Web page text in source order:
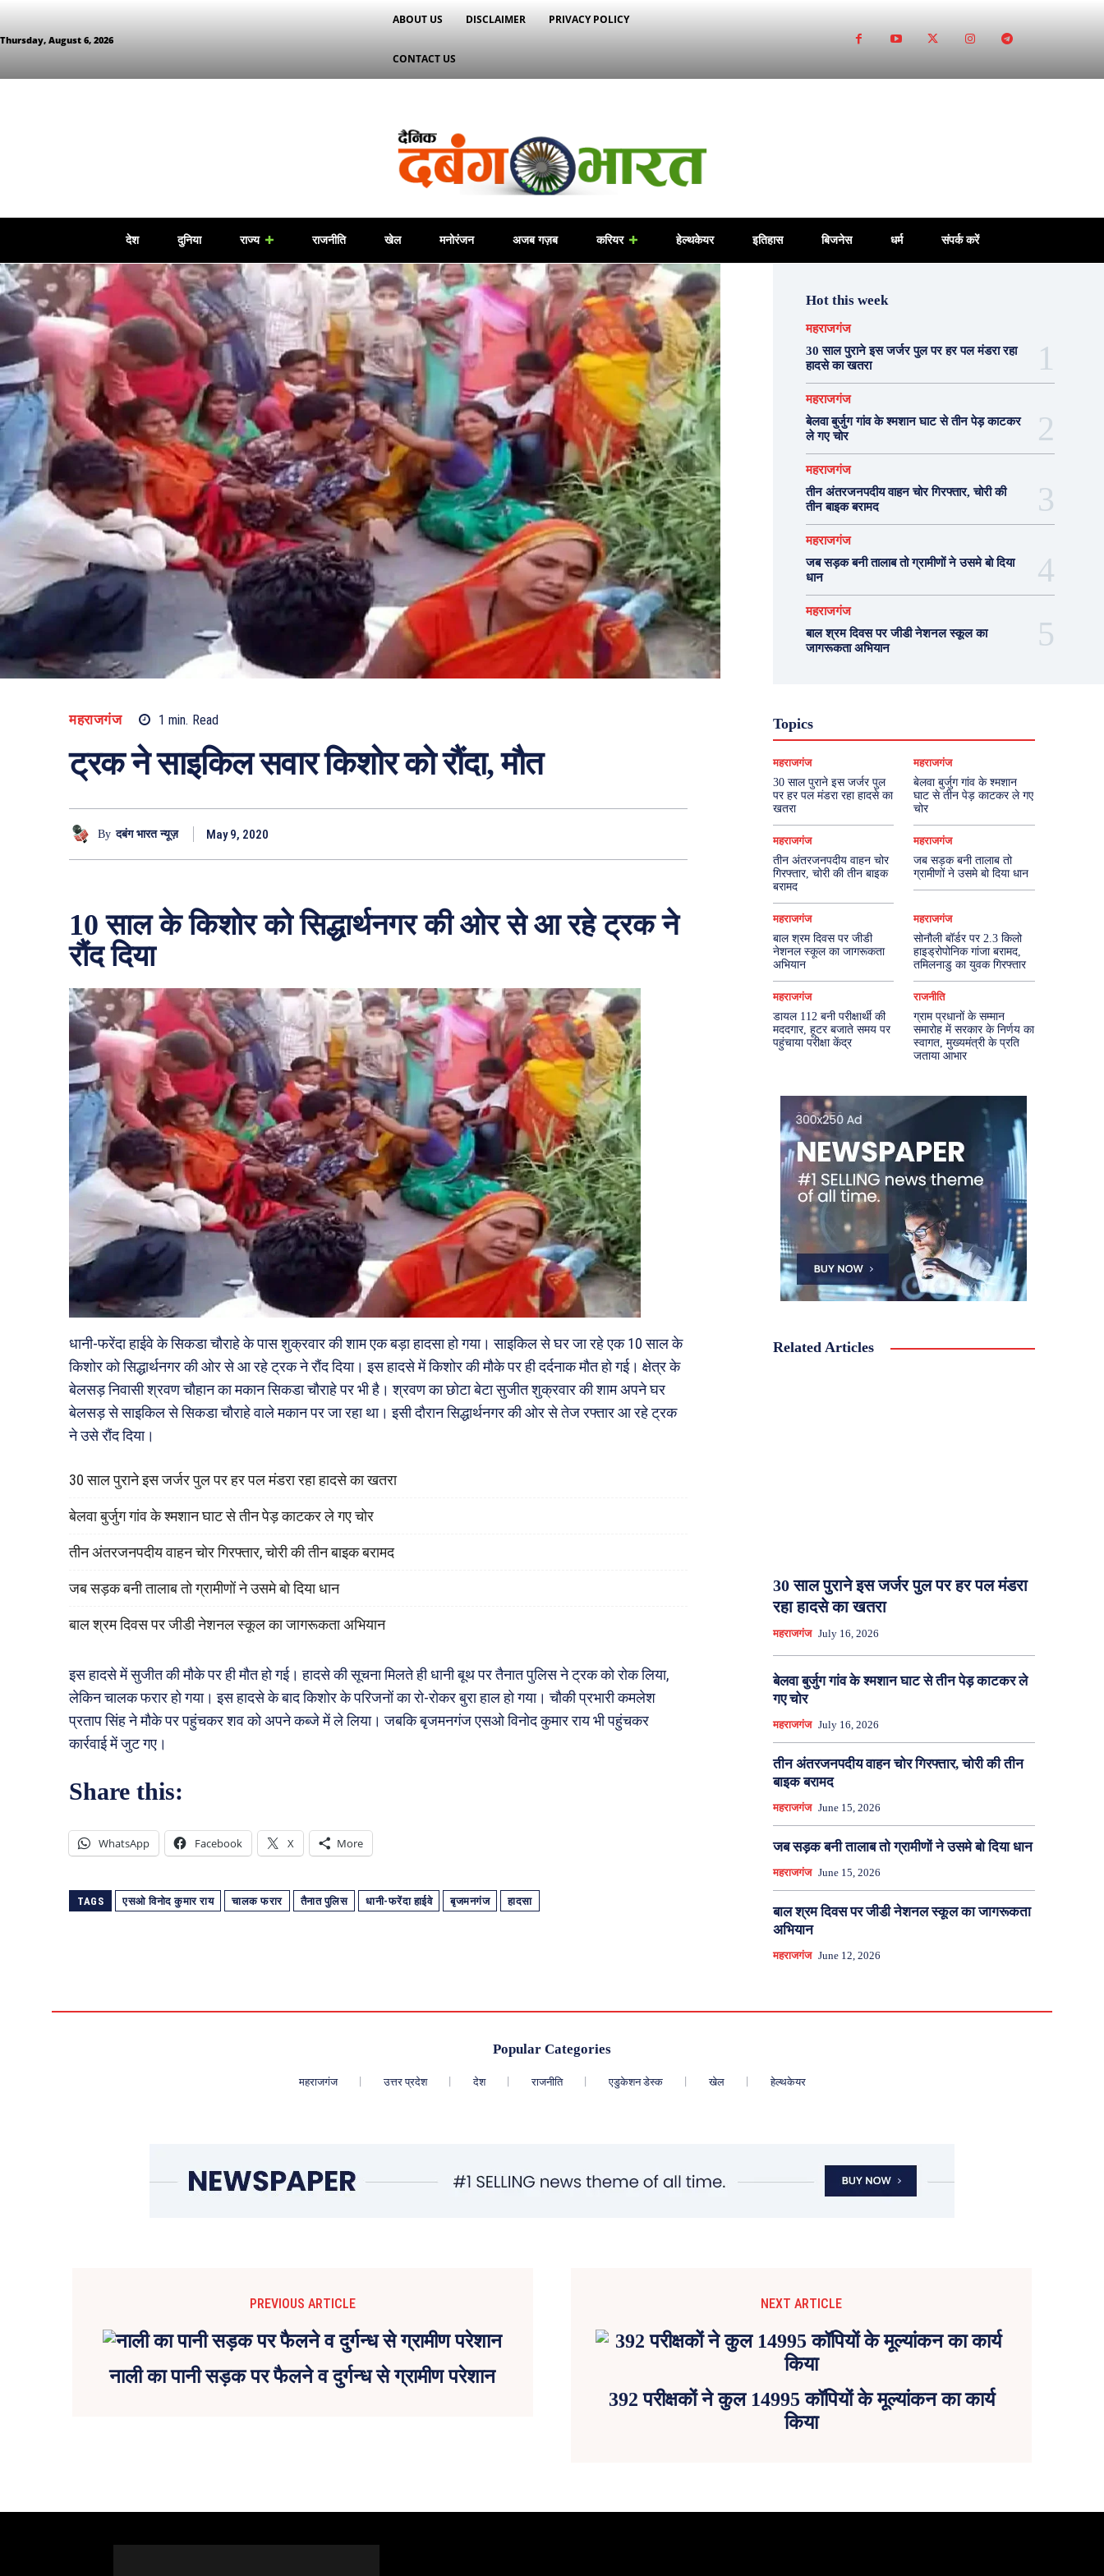
Thursday, August 6, 2026
ABOUT US DISCLAIMER PRIVACY POLICY
CONTACT US
देश दुनिया राज्य राजनीति खेल मनोरंजन अजब गज़ब करियर हेल्थकेयर इतिहास बिजनेस धर्म संपर्क करें
महराजगंज 1 min. Read
ट्रक ने साइकिल सवार किशोर को रौंदा, मौत
By दबंग भारत न्यूज़ May 9, 2020
10 साल के किशोर को सिद्धार्थनगर की ओर से आ रहे ट्रक ने
रौंद दिया
धानी-फरेंदा हाईवे के सिकडा चौराहे के पास शुक्रवार की शाम एक बड़ा हादसा हो गया। साइकिल से घर जा रहे एक 10 साल के
किशोर को सिद्धार्थनगर की ओर से आ रहे ट्रक ने रौंद दिया। इस हादसे में किशोर की मौके पर ही दर्दनाक मौत हो गई। क्षेत्र के
बेलसड़ निवासी श्रवण चौहान का मकान सिकडा चौराहे पर भी है। श्रवण का छोटा बेटा सुजीत शुक्रवार की शाम अपने घर
बेलसड़ से साइकिल से सिकडा चौराहे वाले मकान पर जा रहा था। इसी दौरान सिद्धार्थनगर की ओर से तेज रफ्तार आ रहे ट्रक
ने उसे रौंद दिया।
30 साल पुराने इस जर्जर पुल पर हर पल मंडरा रहा हादसे का खतरा
बेलवा बुर्जुग गांव के श्मशान घाट से तीन पेड़ काटकर ले गए चोर
तीन अंतरजनपदीय वाहन चोर गिरफ्तार, चोरी की तीन बाइक बरामद
जब सड़क बनी तालाब तो ग्रामीणों ने उसमे बो दिया धान
बाल श्रम दिवस पर जीडी नेशनल स्कूल का जागरूकता अभियान
इस हादसे में सुजीत की मौके पर ही मौत हो गई। हादसे की सूचना मिलते ही धानी बूथ पर तैनात पुलिस ने ट्रक को रोक लिया,
लेकिन चालक फरार हो गया। इस हादसे के बाद किशोर के परिजनों का रो-रोकर बुरा हाल हो गया। चौकी प्रभारी कमलेश
प्रताप सिंह ने मौके पर पहुंचकर शव को अपने कब्जे में ले लिया। जबकि बृजमनगंज एसओ विनोद कुमार राय भी पहुंचकर
कार्रवाई में जुट गए।
Share this:
WhatsApp Facebook X More
TAGS एसओ विनोद कुमार राय चालक फरार तैनात पुलिस धानी-फरेंदा हाईवे बृजमनगंज हादसा
Hot this week
महराजगंज
30 साल पुराने इस जर्जर पुल पर हर पल मंडरा रहा
हादसे का खतरा
महराजगंज
बेलवा बुर्जुग गांव के श्मशान घाट से तीन पेड़ काटकर
ले गए चोर
महराजगंज
तीन अंतरजनपदीय वाहन चोर गिरफ्तार, चोरी की
तीन बाइक बरामद
महराजगंज
जब सड़क बनी तालाब तो ग्रामीणों ने उसमे बो दिया
धान
महराजगंज
बाल श्रम दिवस पर जीडी नेशनल स्कूल का
जागरूकता अभियान
Topics
महराजगंज
30 साल पुराने इस जर्जर पुल
पर हर पल मंडरा रहा हादसे का
खतरा
महराजगंज
बेलवा बुर्जुग गांव के श्मशान
घाट से तीन पेड़ काटकर ले गए
चोर
महराजगंज
तीन अंतरजनपदीय वाहन चोर
गिरफ्तार, चोरी की तीन बाइक
बरामद
महराजगंज
जब सड़क बनी तालाब तो
ग्रामीणों ने उसमे बो दिया धान
महराजगंज
बाल श्रम दिवस पर जीडी
नेशनल स्कूल का जागरूकता
अभियान
महराजगंज
सोनौली बॉर्डर पर 2.3 किलो
हाइड्रोपोनिक गांजा बरामद,
तमिलनाडु का युवक गिरफ्तार
महराजगंज
डायल 112 बनी परीक्षार्थी की
मददगार, हूटर बजाते समय पर
पहुंचाया परीक्षा केंद्र
राजनीति
ग्राम प्रधानों के सम्मान
समारोह में सरकार के निर्णय का
स्वागत, मुख्यमंत्री के प्रति
जताया आभार
Related Articles
30 साल पुराने इस जर्जर पुल पर हर पल मंडरा
रहा हादसे का खतरा
महराजगंज July 16, 2026
बेलवा बुर्जुग गांव के श्मशान घाट से तीन पेड़ काटकर ले
गए चोर
महराजगंज July 16, 2026
तीन अंतरजनपदीय वाहन चोर गिरफ्तार, चोरी की तीन
बाइक बरामद
महराजगंज June 15, 2026
जब सड़क बनी तालाब तो ग्रामीणों ने उसमे बो दिया धान
महराजगंज June 15, 2026
बाल श्रम दिवस पर जीडी नेशनल स्कूल का जागरूकता
अभियान
महराजगंज June 12, 2026
Popular Categories
महराजगंज उत्तर प्रदेश देश राजनीति एडुकेशन डेस्क खेल हेल्थकेयर
PREVIOUS ARTICLE
नाली का पानी सड़क पर फैलने व दुर्गन्ध से ग्रामीण परेशान
NEXT ARTICLE
392 परीक्षकों ने कुल 14995 कॉपियों के मूल्यांकन का कार्य
किया